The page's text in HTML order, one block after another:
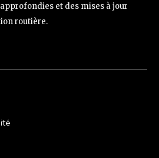
et des mises à jour
routière.